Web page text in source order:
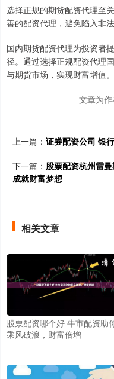
选择正规的期货配资代理至
善的配资代理，避免陷入非法
国内期货配资代理为投资者
径。通过选择正规配资代理
与期货市场，实现财富增值。
文章为
上一篇： 证券配资公司 银
下一篇： 股票配资杭州雷
成就财富梦想
相关文章
股票配资哪个好 牛市配资助
乘风破浪，财富倍增